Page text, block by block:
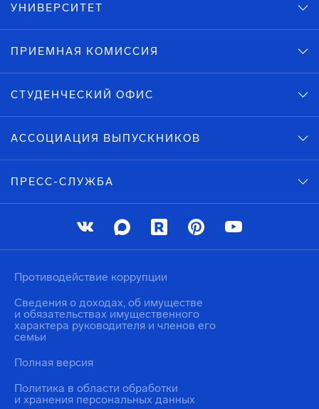
УНИВЕРСИТЕТ
ПРИЕМНАЯ КОМИССИЯ
СТУДЕНЧЕСКИЙ ОФИС
АССОЦИАЦИЯ ВЫПУСКНИКОВ
ПРЕСС-СЛУЖБА
Политика в области обработки
и хранения персональных данных
Противодействие коррупции
Сведения о доходах, об имуществе
и обязательствах имущественного
характера руководителя и членов его
семьи
Полная версия